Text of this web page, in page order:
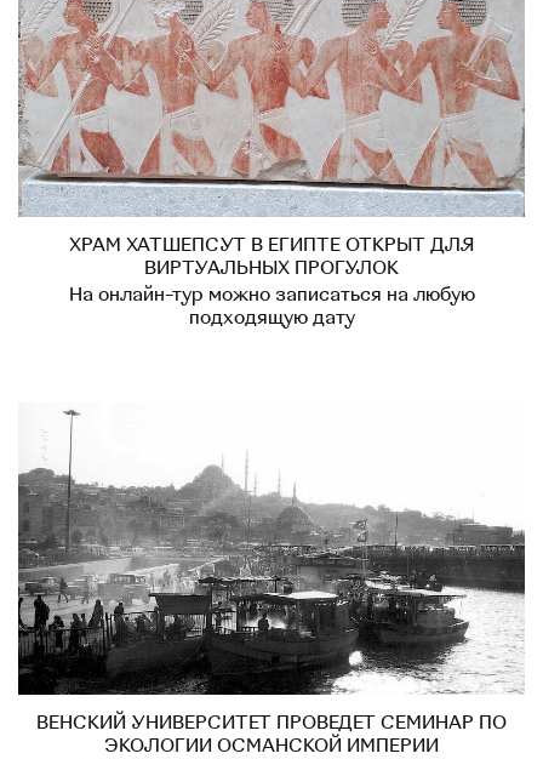
ХРАМ ХАТШЕПСУТ В ЕГИПТЕ ОТКРЫТ ДЛЯ
ВИРТУАЛЬНЫХ ПРОГУЛОК
На онлайн-тур можно записаться на любую
подходящую дату
ВЕНСКИЙ УНИВЕРСИТЕТ ПРОВЕДЕТ СЕМИНАР ПО
ЭКОЛОГИИ ОСМАНСКОЙ ИМПЕРИИ